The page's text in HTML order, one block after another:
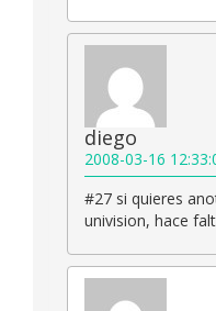
diego
2008-03-16
#27 si quieres
univision, hace